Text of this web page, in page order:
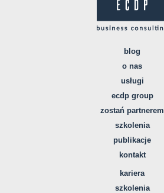
blog
o nas
usługi
ecdp group
zostań partnerem
szkolenia
publikacje
kontakt
kariera
szkolenia